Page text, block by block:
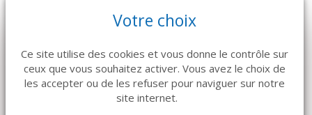
lorsqu'une transmission à un tiers est nécessaire à la
consentement. Ce consentement est enregistré en base de
données pendant une période d'un an.
Les données personnelles recueillies dans le cadre des
Votre choix
Ce site utilise des cookies et vous donne le contrôle sur
ceux que vous souhaitez activer. Vous avez le choix de
les accepter ou de les refuser pour naviguer sur notre
site internet.